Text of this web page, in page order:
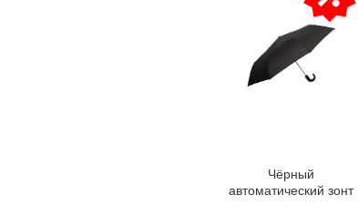
Чёрный
автоматический зонт